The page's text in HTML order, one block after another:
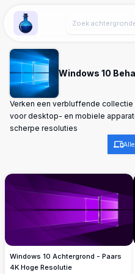
Wallpaper Alchemy
Windows 10
Verken een verbluffende collectie
voor desktop- en mobiele
scherpe resoluties
Windows 10 Achtergrond - Paars
4K Hoge Resolutie